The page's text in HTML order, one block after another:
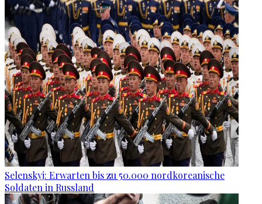
Selenskyj: Erwarten bis zu 50.000 nordkoreanische
Soldaten in Russland